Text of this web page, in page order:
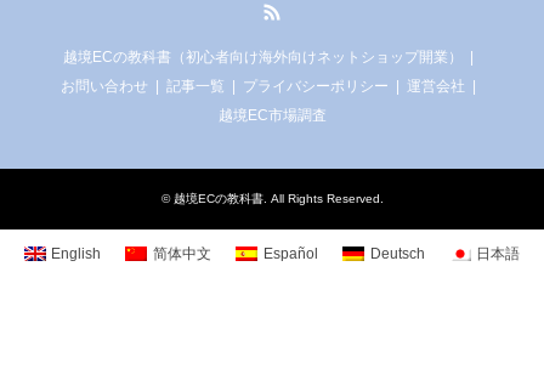
越境ECの教科書（初心者向け海外向けネットショップ開業）
お問い合わせ
記事一覧 プライバシーポリシー
運営会社
越境EC市場調査
©越境ECの教科書. All Rights Reserved.
English 简体中文 Español Deutsch 日本語